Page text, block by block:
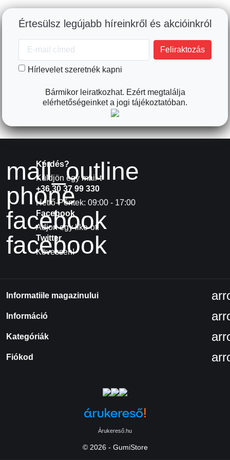
Értesülsz legújabb híreinkről és akcióinkról
Hírlevelet szeretnék kapni
Bármikor leiratkozhat. Ezért megtalálja
elérhetőségeinket a jogi tájékoztatóban.
mail_outline
Kérdés?
Küldjön egy mail-t
phone
+36 30 37 99 330
Hétfő-Péntek: 09:00 - 17:00
facebook
Facebook
Adjon egy like-ot!
facebook
Twitter
Kövessen!
Informatiile magazinului
Információ
Kategóriák
Fiókod
Árukereső.hu
© 2026 - GumiStore